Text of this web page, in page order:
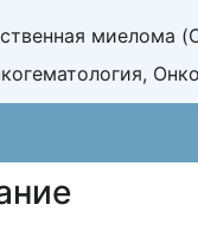
миелома